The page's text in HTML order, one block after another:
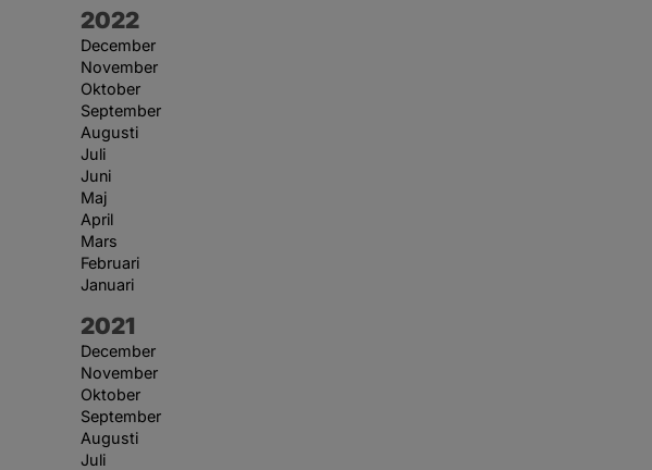
År:
2022
December
November
Oktober
September
Augusti
Juli
Juni
Maj
April
Mars
Februari
Januari
År:
2021
December
November
Oktober
September
Augusti
Juli